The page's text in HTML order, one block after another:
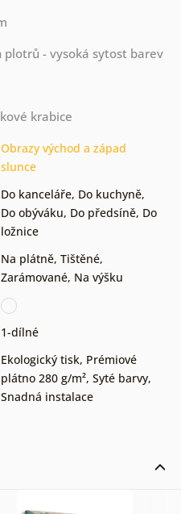
- vysoká sytost barev
krabice
Obrazy východ a západ
slunce
Do kanceláře, Do kuchyně,
Do obýváku, Do předsíně, Do
ložnice
Na plátně, Tištěné,
Zarámované, Na výšku
1-dílné
Ekologický tisk, Prémiové
plátno 280 g/m², Syté barvy,
Snadná instalace